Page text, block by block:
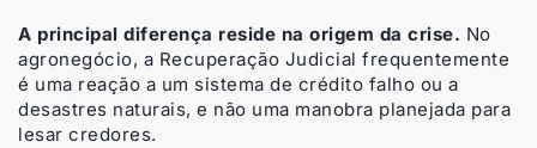
A principal diferença reside na origem da crise. No
agronegócio, a Recuperação Judicial frequentemente
é uma reação a um sistema de crédito falho ou a
desastres naturais, e não uma manobra planejada para
lesar credores.